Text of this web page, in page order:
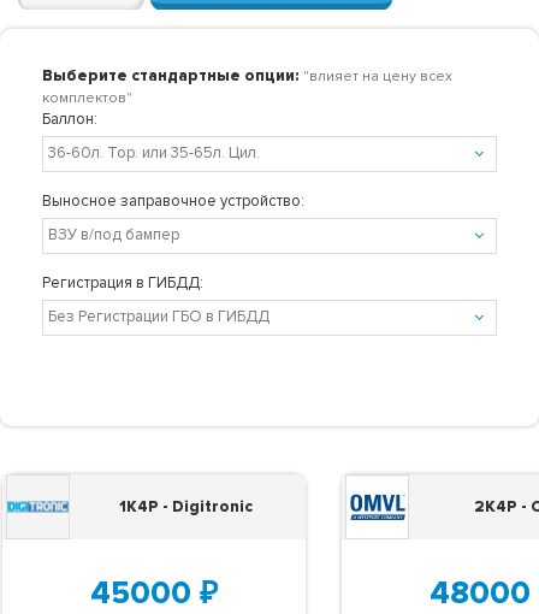
Выберите стандартные опции: "влияет на цену всех
комплектов"
Баллон:
Выносное заправочное устройство:
Регистрация в ГИБДД:
1K4P - Digitronic
45000 ₽
2K4P -
48000